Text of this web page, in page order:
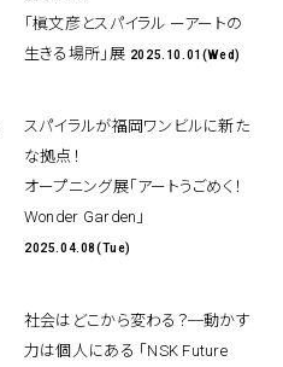
spiral art gallery 名古屋
「槇⽂彦とスパイラル ーアートの
⽣きる場所」展 2025.10.01(Wed)
スパイラルが福岡ワンビルに新た
な拠点！
オープニング展「アートうごめく！
Wonder Garden」
2025.04.08(Tue)
社会はどこから変わる？─動かす
力は個人にある 「NSK Future